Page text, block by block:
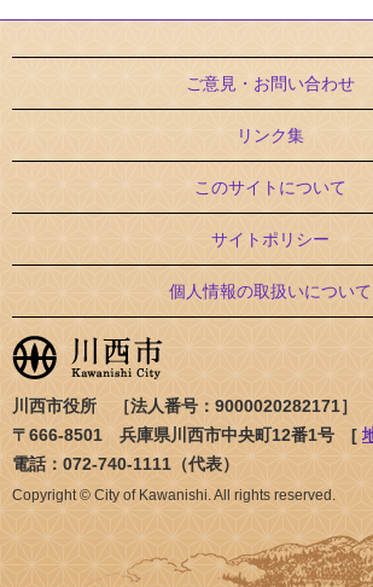
ご意見・お問い合わせ
リンク集
このサイトについて
サイトポリシー
個人情報の取扱いについて
川西市役所 ［法人番号：9000020282171］
〒666-8501 兵庫県川西市中央町12番1号 [
電話：072-740-1111（代表）
Copyright © City of Kawanishi. All rights reserved.